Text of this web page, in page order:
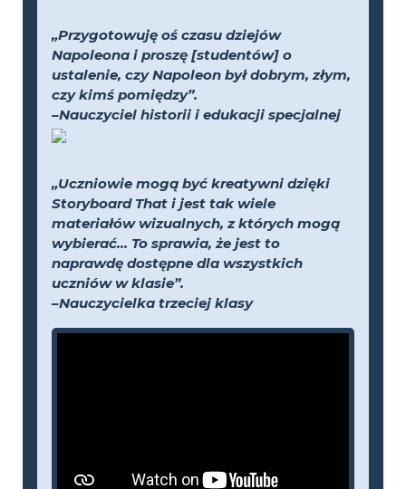
„Przygotowuję oś czasu dziejów
Napoleona i proszę [studentów] o
ustalenie, czy Napoleon był dobrym, złym,
czy kimś pomiędzy”.
–Nauczyciel historii i edukacji specjalnej
„Uczniowie mogą być kreatywni dzięki
Storyboard That i jest tak wiele
materiałów wizualnych, z których mogą
wybierać... To sprawia, że jest to
naprawdę dostępne dla wszystkich
uczniów w klasie”.
–Nauczycielka trzeciej klasy